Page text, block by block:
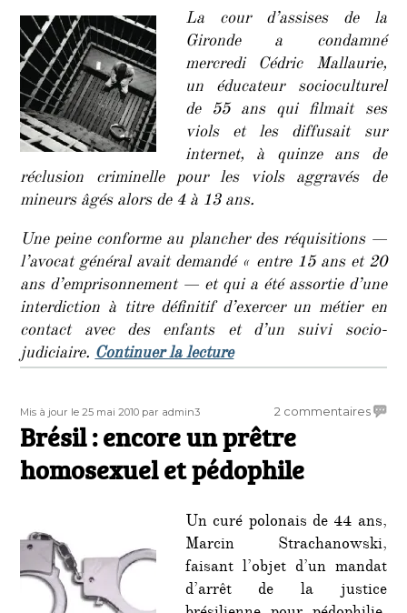
qui
ses
viols
La cour d’assises de la
Gironde a condamné
mercredi Cédric Mallaurie,
un éducateur socioculturel
de 55 ans qui filmait ses
viols et les diffusait sur
internet, à quinze ans de
réclusion criminelle pour les viols aggravés de
mineurs âgés alors de 4 à 13 ans.
Une peine conforme au plancher des réquisitions —
l’avocat général avait demandé « entre 15 ans et 20
ans d’emprisonnement — et qui a été assortie d’une
interdiction à titre définitif d’exercer un métier en
contact avec des enfants et d’un suivi socio-
judiciaire.Continuer la lecturede « Quinze ans de
Publié
le
Mis à jour le 25 mai 2010 Auteur
par admin3 2 commentairessur
et
Brésil : encore un prêtre
homosexuel et pédophile
Un curé polonais de 44 ans,
Marcin Strachanowski,
faisant l’objet d’un mandat
d’arrêt de la justice